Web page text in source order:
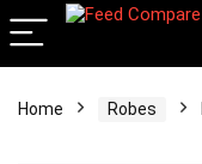
Home Robes